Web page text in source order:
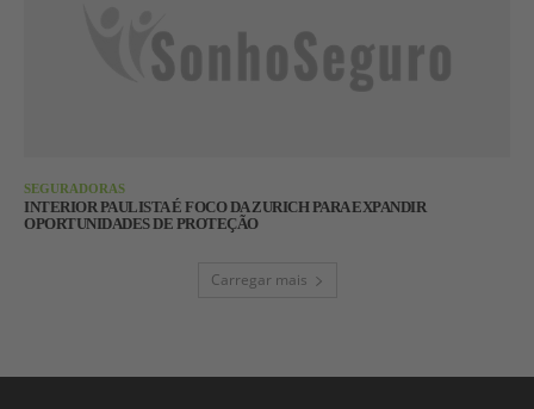
SEGURADORAS
INTERIOR PAULISTA É FOCO DA ZURICH PARA EXPANDIR
OPORTUNIDADES DE PROTEÇÃO
Carregar mais